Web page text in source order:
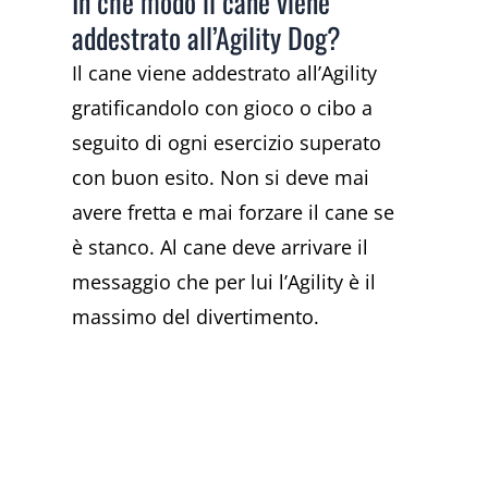
addestrato all’Agility Dog?
Il cane viene addestrato all’Agility
gratificandolo con gioco o cibo a
seguito di ogni esercizio superato
con buon esito. Non si deve mai
avere fretta e mai forzare il cane se
è stanco. Al cane deve arrivare il
messaggio che per lui l’Agility è il
massimo del divertimento.